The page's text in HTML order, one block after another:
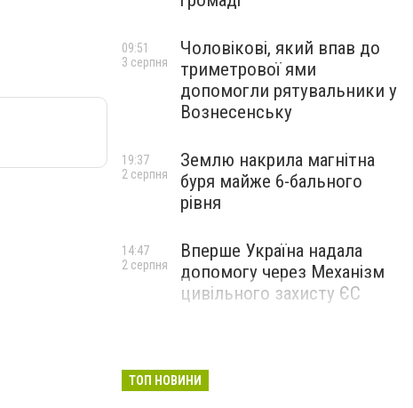
Чоловікові, який впав до
триметрової ями
допомогли рятувальники у
Вознесенську
09:51
3 серпня
Землю накрила магнітна
буря майже 6-бального
рівня
19:37
2 серпня
Вперше Україна надала
допомогу через Механізм
цивільного захисту ЄС
14:47
2 серпня
ТОП НОВИНИ